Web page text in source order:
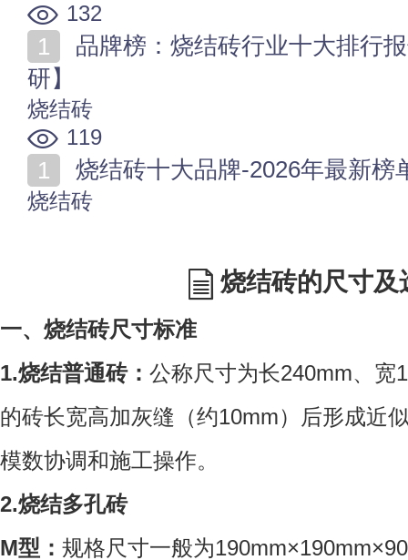
132
研】
烧结砖
119
烧结砖十大品牌-2026年最新榜
烧结砖
烧结砖的尺寸及
一、烧结砖尺寸标准
1.烧结普通砖： 公称尺寸为长240mm、宽
的砖长宽高加灰缝（约10mm）后形成近
模数协调和施工操作。
2.烧结多孔砖
M型： 规格尺寸一般为